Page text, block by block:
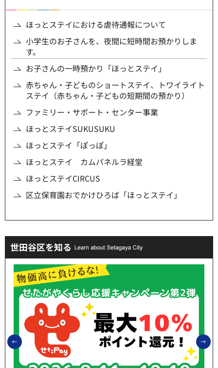
ほっとステイにおける虐待通報について
小学生のお子さんを、夜間に短時間お預かりしま
す。
お子さんの一時預かり「ほっとステイ」
赤ちゃん・子どものショートステイ、トワイライト
ステイ（赤ちゃん・子どもの短期間の預かり）
ファミリー・サポート・センター事業
ほっとステイSUKUSUKU
ほっとステイ「ぽっぽ」
ほっとステイ カムパネルラ経堂
ほっとステイCIRCUS
区立保育園おでかけひろば「ほっとステイ」
世田谷区を知る
前のスライドを表示